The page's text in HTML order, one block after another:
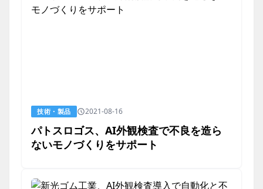
技術・製品 2021-08-16
パトスロゴス、AI外観検査で不良を造ら
ないモノづくりをサポート